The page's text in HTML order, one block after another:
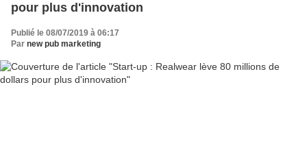
pour plus d'innovation
Publié le 08/07/2019 à 06:17
Par new pub marketing